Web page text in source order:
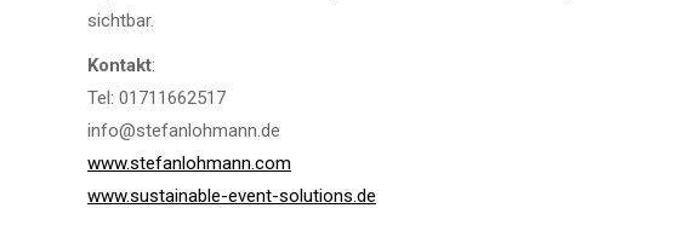
sichtbar.
Kontakt:
Tel: 01711662517
info@stefanlohmann.de
www.stefanlohmann.com
www.sustainable-event-solutions.de